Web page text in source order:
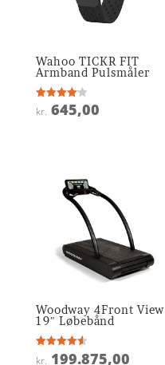
Wahoo TICKR FIT
Armband Pulsmåler
Vurderet
4.1
kr. 645,00
Woodway 4Front View
19″ Løbebånd
Vurderet
kr. 199.875,00